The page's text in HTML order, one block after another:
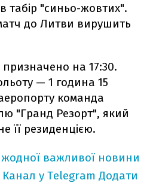
"синьо-жовтих".
до Литви вирушить
призначено на 17:30.
— 1 година 15
команда
"Гранд Резорт", який
її резиденцією.
жодної важливої новини
Канал у Telegram Додати